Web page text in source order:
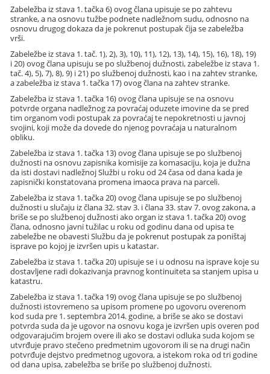
Zabeležba iz stava 1. tačka 6) ovog člana upisuje se po zahtevu
stranke, a na osnovu tužbe podnete nadležnom sudu, odnosno na
osnovu drugog dokaza da je pokrenut postupak čija se zabeležba
vrši.
Zabeležbe iz stava 1. tač. 1), 2), 3), 10), 11), 12), 13), 14), 15), 16), 18), 19)
i 20) ovog člana upisuju se po službenoj dužnosti, zabeležbe iz stava 1.
tač. 4), 5), 7), 8), 9) i 21) po službenoj dužnosti, kao i na zahtev stranke,
a zabeležba iz stava 1. tačka 17) ovog člana na zahtev stranke.
Zabeležba iz stava 1. tačka 16) ovog člana upisuje se na osnovu
potvrde organa nadležnog za povraćaj oduzete imovine da se pred
tim organom vodi postupak za povraćaj te nepokretnosti u javnoj
svojini, koji može da dovede do njenog povraćaja u naturalnom
obliku.
Zabeležba iz stava 1. tačka 13) ovog člana upisuje se po službenoj
dužnosti na osnovu zapisnika komisije za komasaciju, koja je dužna
da isti dostavi nadležnoj Službi u roku od 24 časa od dana kada je
zapisnički konstatovana promena imaoca prava na parceli.
Zabeležba iz stava 1. tačka 20) ovog člana upisuje se po službenoj
dužnosti u slučaju iz člana 32. stav 3. i člana 33. stav 7. ovog zakona, a
briše se po službenoj dužnosti ako organ iz stava 1. tačka 20) ovog
člana, odnosno javni tužilac u roku od godinu dana od upisa te
zabeležbe ne obavesti Službu da je pokrenut postupak za poništaj
isprave po kojoj je izvršen upis u katastar.
Zabeležba iz stava 1. tačka 20) upisuje se i u odnosu na isprave koje su
dostavljene radi dokazivanja pravnog kontinuiteta sa stanjem upisa u
katastru.
Zabeležba iz stava 1. tačka 19) ovog člana upisuje se po službenoj
dužnosti istovremeno sa upisom promene po ugovoru overenom
kod suda pre 1. septembra 2014. godine, a briše se ako se dostavi
potvrda suda da je ugovor na osnovu koga je izvršen upis overen pod
odgovarajućim brojem overe ili ako se dostavi odluka suda kojom se
utvrđuje pravo stečeno predmetnim ugovorom ili se na drugi način
potvrđuje dejstvo predmetnog ugovora, a istekom roka od tri godine
od dana upisa, zabeležba se briše po službenoj dužnosti.